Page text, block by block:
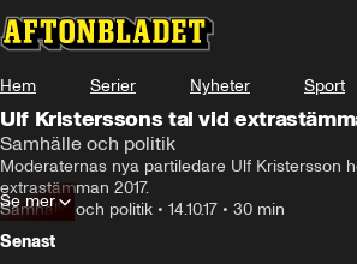
Hem Serier Nyheter Sport
Ulf Kristerssons tal vid
Samhälle och politik
Moderaternas nya partiledare Ulf Kristersson
extrastämman 2017.
Samhälle och politik • 14.10.17 • 30 min
Se mer
Senast